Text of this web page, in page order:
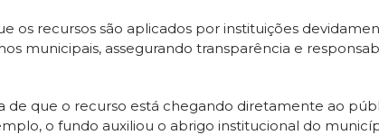
os recursos são aplicados por instituições
municipais, assegurando transparência e
de que o recurso está chegando diretamente ao
o fundo auxiliou o abrigo institucional do